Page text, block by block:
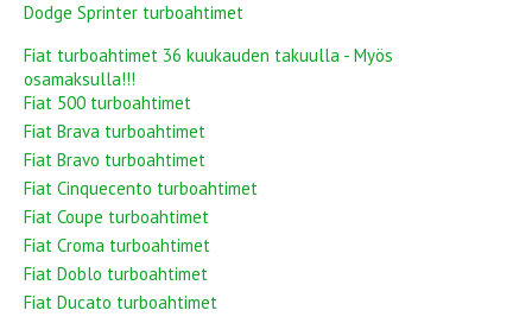
Dodge Sprinter turboahtimet
Fiat turboahtimet 36 kuukauden takuulla - Myös
osamaksulla!!!
Fiat 500 turboahtimet
Fiat Brava turboahtimet
Fiat Bravo turboahtimet
Fiat Cinquecento turboahtimet
Fiat Coupe turboahtimet
Fiat Croma turboahtimet
Fiat Doblo turboahtimet
Fiat Ducato turboahtimet